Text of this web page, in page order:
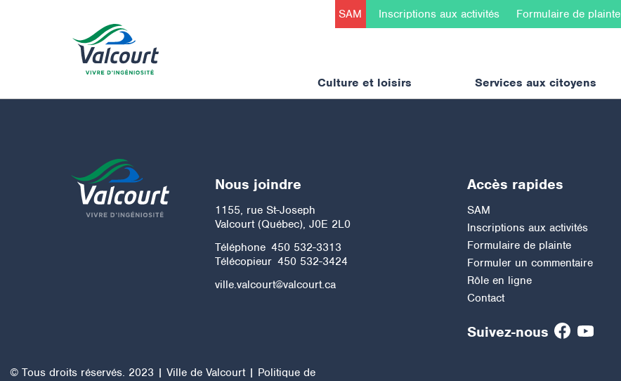
Culture et loisirs Services aux citoyens
SAM Inscriptions aux activités Formulaire de plainte
Nous joindre
1155, rue St-Joseph
Valcourt (Québec), J0E 2L0
Téléphone 450 532-3313
Télécopieur 450 532-3424
ville.valcourt@valcourt.ca
Accès rapides
SAM
Inscriptions aux activités
Formulaire de plainte
Formuler un commentaire
Rôle en ligne
Contact
Suivez-nous
© Tous droits réservés. 2023 | Ville de Valcourt | Politique de